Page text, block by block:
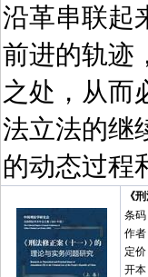
沿革串联起
前进的轨迹
之处，从而
法立法的继
的动态过程
《
条码
作
定价
开本